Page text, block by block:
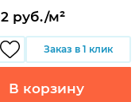
руб./м²
Заказ в 1 клик
В корзину